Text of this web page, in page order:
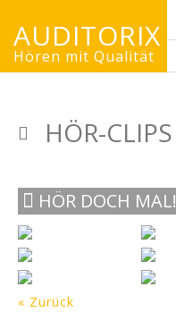
AUDITORIX
Hören mit Qualität
HÖR-CLIPS
HÖR DOCH MAL!
« Zurück